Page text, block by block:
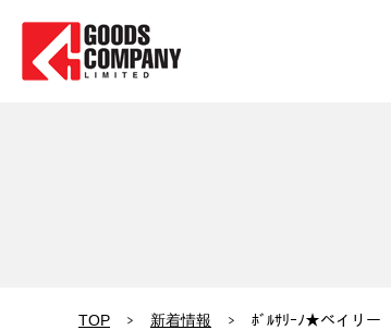
TOP 新着情報 ﾎﾞﾙｻﾘｰﾉ★ベイリー